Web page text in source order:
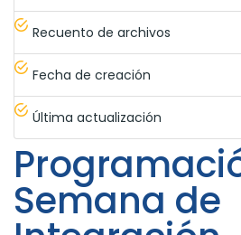
Recuento de archivos
Fecha de creación
Última actualización
Semana de